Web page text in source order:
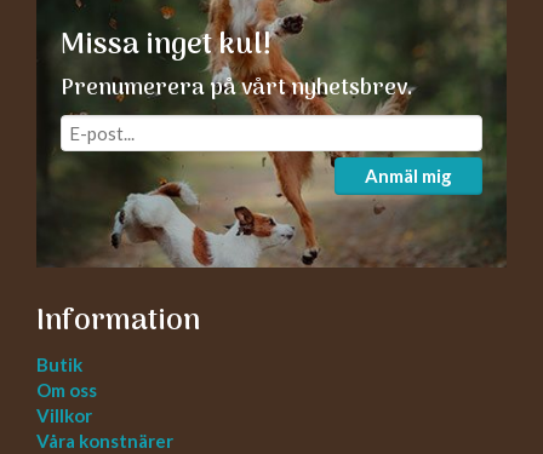
Missa inget kul!
Prenumerera på vårt nyhetsbrev.
Anmäl mig
Information
Butik
Om oss
Villkor
Våra konstnärer